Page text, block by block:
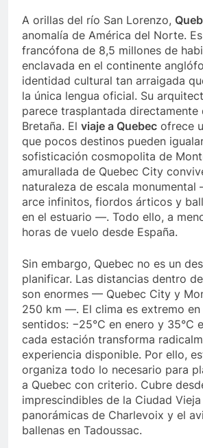
A orillas del río San Lorenzo,
anomalía de América del Norte.
francófona de 8,5 millones de
enclavada en el continente
identidad cultural tan arraigada
la única lengua oficial. Su
parece trasplantada directamente
Bretaña. El viaje a Quebec ofrece
que pocos destinos pueden
sofisticación cosmopolita de
amurallada de Quebec City
naturaleza de escala
arce infinitos, fiordos árticos y
en el estuario —. Todo ello, a
horas de vuelo desde España.
Sin embargo, Quebec no es un
planificar. Las distancias dentro
son enormes — Quebec City y
250 km —. El clima es extremo en
sentidos: −25°C en enero y 35°C
cada estación transforma
experiencia disponible. Por ello,
organiza todo lo necesario para
a Quebec con criterio. Cubre
imprescindibles de la Ciudad
panorámicas de Charlevoix y el
ballenas en Tadoussac.